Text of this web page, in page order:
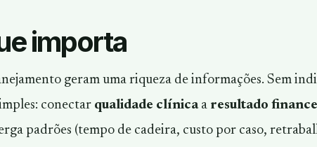
importa
geram uma riqueza de informações. Sem
conectar qualidade clínicaa resultado
padrões (tempo de cadeira, custo por caso,